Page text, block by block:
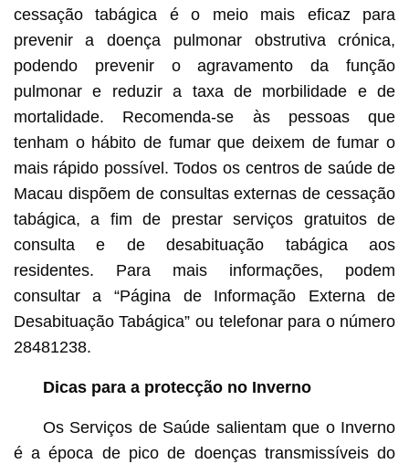
cessação tabágica é o meio mais eficaz para
prevenir a doença pulmonar obstrutiva crónica,
podendo prevenir o agravamento da função
pulmonar e reduzir a taxa de morbilidade e de
mortalidade. Recomenda-se às pessoas que
tenham o hábito de fumar que deixem de fumar o
mais rápido possível. Todos os centros de saúde de
Macau dispõem de consultas externas de cessação
tabágica, a fim de prestar serviços gratuitos de
consulta e de desabituação tabágica aos
residentes. Para mais informações, podem
consultar a “Página de Informação Externa de
Desabituação Tabágica” ou telefonar para o número
28481238.
Dicas para a protecção no Inverno
Os Serviços de Saúde salientam que o Inverno
é a época de pico de doenças transmissíveis do